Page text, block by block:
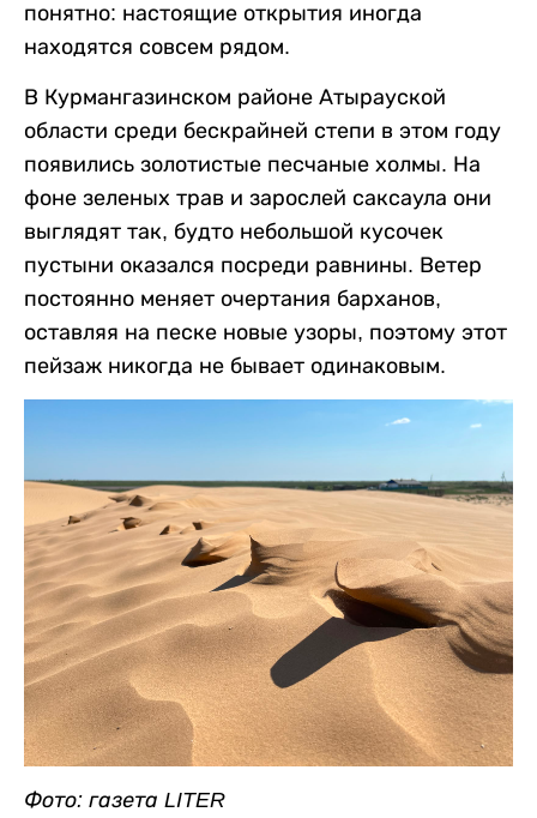
понятно: настоящие открытия иногда
находятся совсем рядом.
В Курмангазинском районе Атырауской
области среди бескрайней степи в этом году
появились золотистые песчаные холмы. На
фоне зеленых трав и зарослей саксаула они
выглядят так, будто небольшой кусочек
пустыни оказался посреди равнины. Ветер
постоянно меняет очертания барханов,
оставляя на песке новые узоры, поэтому этот
пейзаж никогда не бывает одинаковым.
Фото: газета LITER